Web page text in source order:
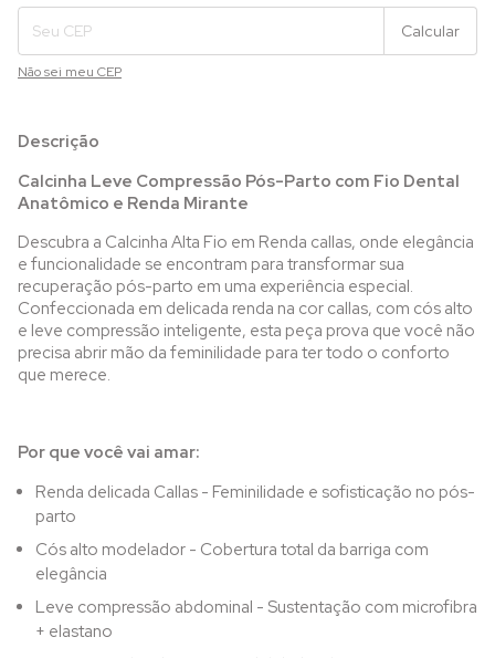
Calcular
Não sei meu CEP
Descrição
Calcinha Leve Compressão Pós-Parto com Fio Dental
Anatômico e Renda Mirante
Descubra a Calcinha Alta Fio em Renda callas, onde elegância
e funcionalidade se encontram para transformar sua
recuperação pós-parto em uma experiência especial.
Confeccionada em delicada renda na cor callas, com cós alto
e leve compressão inteligente, esta peça prova que você não
precisa abrir mão da feminilidade para ter todo o conforto
que merece.
Por que você vai amar:
Renda delicada Callas - Feminilidade e sofisticação no pós-
parto
Cós alto modelador - Cobertura total da barriga com
elegância
Leve compressão abdominal - Sustentação com microfibra
+ elastano